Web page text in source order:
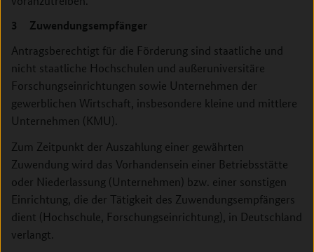
3 Zuwendungsempfänger
Antragsberechtigt für die Förderung sind staatliche und
nicht staatliche Hochschulen und außeruniversitäre
Forschungseinrichtungen sowie Unternehmen der
gewerblichen Wirtschaft, insbesondere kleine und mittlere
Unternehmen (KMU).
Zum Zeitpunkt der Auszahlung einer gewährten
Zuwendung wird das Vorhandensein einer Betriebsstätte
oder Niederlassung (Unternehmen) bzw. einer sonstigen
Einrichtung, die der Tätigkeit des Zuwendungsempfängers
dient (Hochschule, Forschungseinrichtung), in Deutschland
verlangt.